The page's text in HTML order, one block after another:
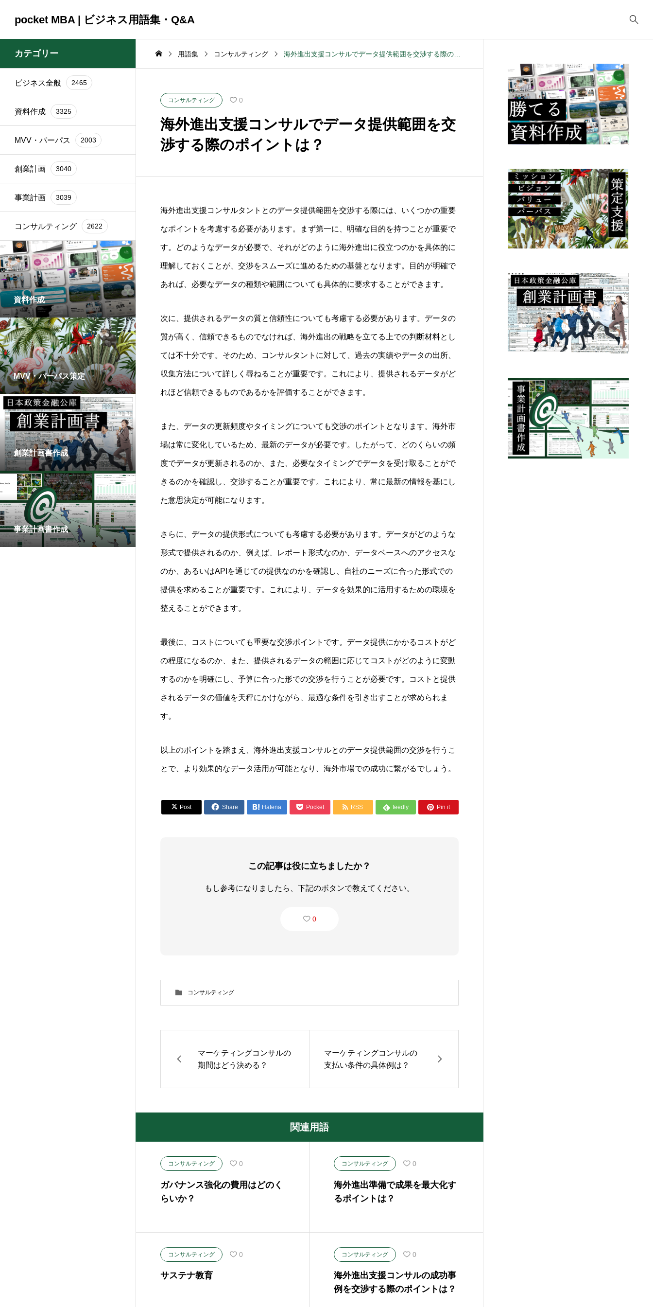
pocket MBA | ビジネス用語集・Q&A
資料作成 2622
ン
2025.09.23
ブランド再構築の際に
関係者を巻き込むコツ
は？
2025.09.23
銀行交渉の一般的な期
間はどれくらいです
か？
キャッシュフロー改善
を依頼する前の準備は
何か？
M&Aデューデリジェ
ンスの成果物には何が
コンサルティング
2025.09.23
クラウド移行に必要な
事前準備は何か？
カテゴリー
ビジネス全般 2465
資料作成 3325
MVV・パーパス 2003
創業計画 3040
事業計画 3039
コンサルティング 2622
資料作成
MVV・パーパス策定
創業計画書作成
事業計画書作成
用語集 コンサルティング
コンサルティング 0
海外進出支援コンサルでデータ提供範囲を交
渉する際のポイントは？
海外進出支援コンサルタントとのデータ提供範囲を交渉する際には、いくつかの重要
なポイントを考慮する必要があります。まず第一に、明確な目的を持つことが重要で
す。どのようなデータが必要で、それがどのように海外進出に役立つのかを具体的に
理解しておくことが、交渉をスムーズに進めるための基盤となります。目的が明確で
あれば、必要なデータの種類や範囲についても具体的に要求することができます。
次に、提供されるデータの質と信頼性についても考慮する必要があります。データの
質が高く、信頼できるものでなければ、海外進出の戦略を立てる上での判断材料とし
ては不十分です。そのため、コンサルタントに対して、過去の実績やデータの出所、
収集方法について詳しく尋ねることが重要です。これにより、提供されるデータがど
れほど信頼できるものであるかを評価することができます。
また、データの更新頻度やタイミングについても交渉のポイントとなります。海外市
場は常に変化しているため、最新のデータが必要です。したがって、どのくらいの頻
度でデータが更新されるのか、また、必要なタイミングでデータを受け取ることがで
きるのかを確認し、交渉することが重要です。これにより、常に最新の情報を基にし
た意思決定が可能になります。
さらに、データの提供形式についても考慮する必要があります。データがどのような
形式で提供されるのか、例えば、レポート形式なのか、データベースへのアクセスな
のか、あるいはAPIを通じての提供なのかを確認し、自社のニーズに合った形式での
提供を求めることが重要です。これにより、データを効果的に活用するための環境を
整えることができます。
最後に、コストについても重要な交渉ポイントです。データ提供にかかるコストがど
の程度になるのか、また、提供されるデータの範囲に応じてコストがどのように変動
するのかを明確にし、予算に合った形での交渉を行うことが必要です。コストと提供
されるデータの価値を天秤にかけながら、最適な条件を引き出すことが求められま
す。
以上のポイントを踏まえ、海外進出支援コンサルとのデータ提供範囲の交渉を行うこ
とで、より効果的なデータ活用が可能となり、海外市場での成功に繋がるでしょう。
 Post  Share  Hatena  Pocket  RSS  feedly  Pin it
この記事は役に立ちましたか？
もし参考になりましたら、下記のボタンで教えてください。
0
コンサルティング
マーケティングコンサルの
期間はどう決める？
マーケティングコンサルの
支払い条件の具体例は？
関連用語
コンサルティング 0
ガバナンス強化の費用はどのく
らいか？
コンサルティング 0
海外進出準備で成果を最大化す
るポイントは？
コンサルティング 0
サステナ教育
コンサルティング 0
海外進出支援コンサルの成功事
例を交渉する際のポイントは？